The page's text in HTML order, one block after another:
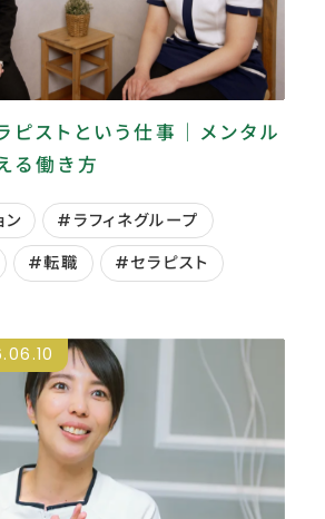
ピストという仕事｜メンタル
る働き方
ン
#ラフィネグループ
#転職 #セラピスト